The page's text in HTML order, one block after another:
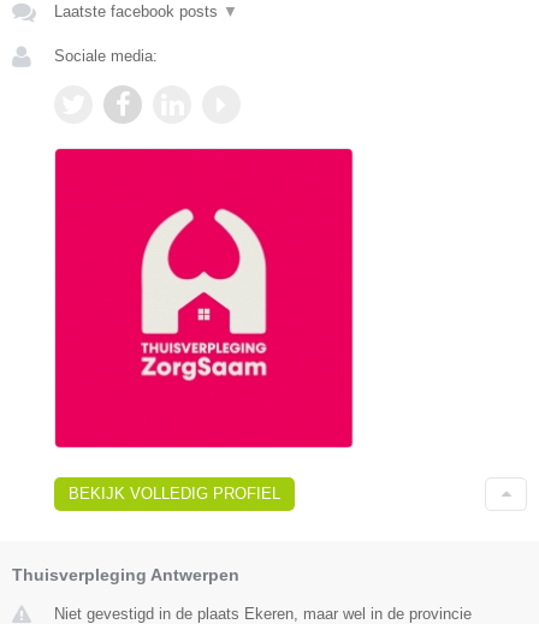
Laatste facebook posts ▼
Sociale media:
BEKIJK VOLLEDIG PROFIEL
Thuisverpleging Antwerpen
Niet gevestigd in de plaats Ekeren, maar wel in de provincie